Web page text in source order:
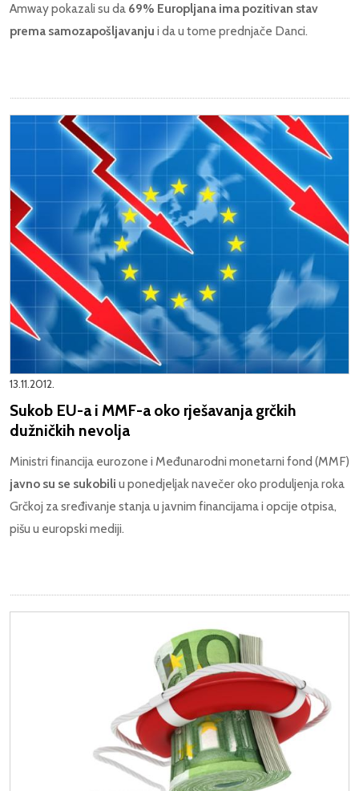
Amway pokazali su da 69% Europljana ima pozitivan stav
prema samozapošljavanju i da u tome prednjače Danci.
13.11.2012.
Sukob EU-a i MMF-a oko rješavanja grčkih
dužničkih nevolja
Ministri financija eurozone i Međunarodni monetarni fond (MMF)
javno su se sukobili u ponedjeljak navečer oko produljenja roka
Grčkoj za sređivanje stanja u javnim financijama i opcije otpisa,
pišu u europski mediji.